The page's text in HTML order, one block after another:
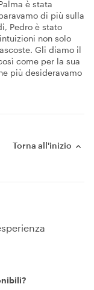
è stata
di più sulla
Pedro è stato
non solo
Gli diamo il
come per la sua
più desideravamo
Torna all'inizio